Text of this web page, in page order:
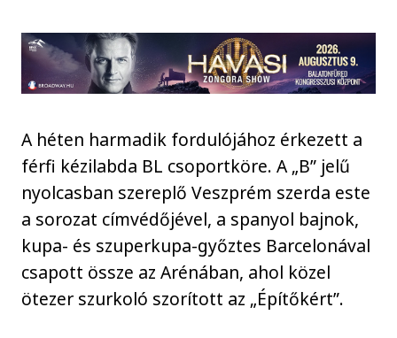
A héten harmadik fordulójához érkezett a
férfi kézilabda BL csoportköre. A „B” jelű
nyolcasban szereplő Veszprém szerda este
a sorozat címvédőjével, a spanyol bajnok,
kupa- és szuperkupa-győztes Barcelonával
csapott össze az Arénában, ahol közel
ötezer szurkoló szorított az „Építőkért”.